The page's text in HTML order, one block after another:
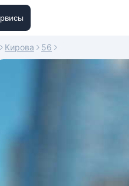
Кирова 56